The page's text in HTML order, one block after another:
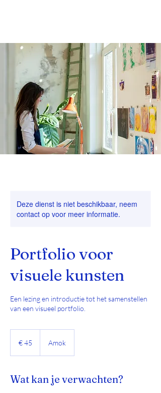
Deze dienst is niet beschikbaar, neem
contact op voor meer informatie.
Portfolio voor
visuele kunsten
Een lezing en introductie tot het samenstellen
van een visueel portfolio.
€ 45 Amok
Wat kan je verwachten?